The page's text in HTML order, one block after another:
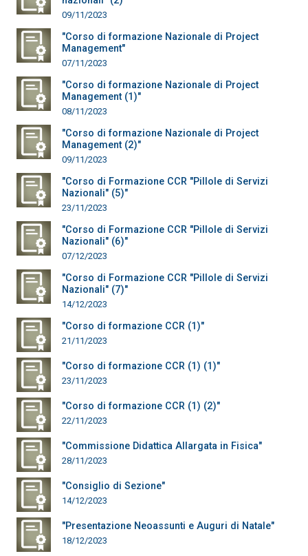
09/11/2023
"Corso di formazione Nazionale di Project
Management"
07/11/2023
"Corso di formazione Nazionale di Project
Management (1)"
08/11/2023
"Corso di formazione Nazionale di Project
Management (2)"
09/11/2023
"Corso di Formazione CCR "Pillole di Servizi
Nazionali" (5)"
23/11/2023
"Corso di Formazione CCR "Pillole di Servizi
Nazionali" (6)"
07/12/2023
"Corso di Formazione CCR "Pillole di Servizi
Nazionali" (7)"
14/12/2023
"Corso di formazione CCR (1)"
21/11/2023
"Corso di formazione CCR (1) (1)"
23/11/2023
"Corso di formazione CCR (1) (2)"
22/11/2023
"Commissione Didattica Allargata in Fisica"
28/11/2023
"Consiglio di Sezione"
14/12/2023
"Presentazione Neoassunti e Auguri di Natale"
18/12/2023